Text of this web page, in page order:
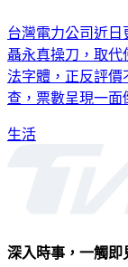
台灣電力公司近日
聶永真操刀，取代
法字體，正反評價
查，票數呈現一面
生活
深入時事，一觸即